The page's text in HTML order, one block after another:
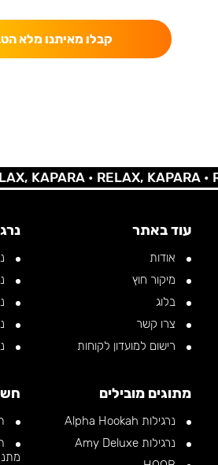
קבלו מאיתנו מלא
KAPARA •RELAX, KAPARA •
עוד באתר
אודות
מיקור חוץ
בלוג
צרו קשר
רישום למועדון לקוחות
מתוגים מובילים
נרגילות Alpha Hookah
נרגילות Amy Deluxe